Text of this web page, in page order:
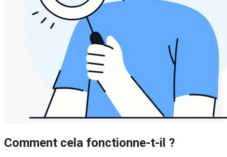
Comment cela fonctionne-t-il ?